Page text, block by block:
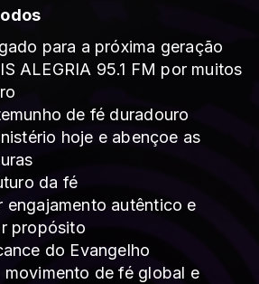
para a próxima geração
ALEGRIA 95.1 FM por muitos
de fé duradouro
hoje e abençoe as
da fé
engajamento autêntico e
propósito
do Evangelho
movimento de fé global e